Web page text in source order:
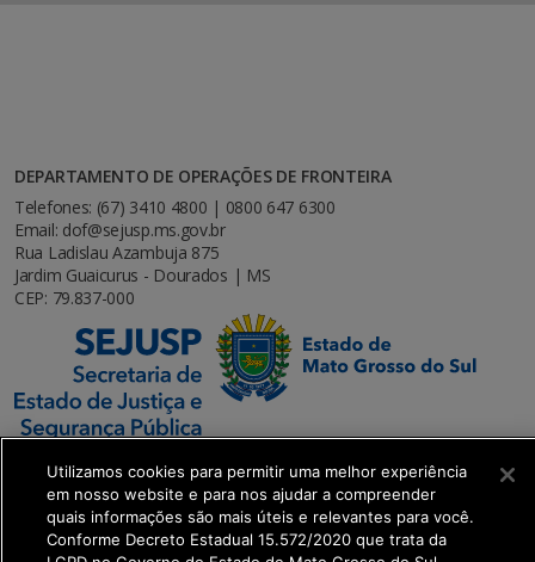
DEPARTAMENTO DE OPERAÇÕES DE FRONTEIRA
Telefones: (67) 3410 4800 | 0800 647 6300
Email: dof@sejusp.ms.gov.br
Rua Ladislau Azambuja 875
Jardim Guaicurus - Dourados | MS
CEP: 79.837-000
SETDIG | Secretaria-Executiva de Transformação
Utilizamos cookies para permitir uma melhor experiência
em nosso website e para nos ajudar a compreender
quais informações são mais úteis e relevantes para você.
Conforme Decreto Estadual 15.572/2020 que trata da